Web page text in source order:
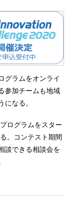
グラムをオンライ
参加チームも地域
なる。
ログラムをスター
。コンテスト期間
談できる相談会を